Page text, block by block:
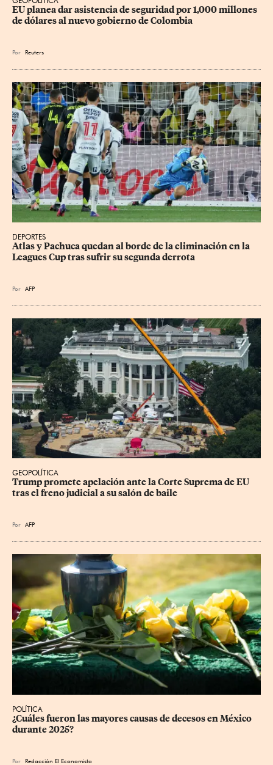
EU planea dar asistencia de seguridad por 1,000 millones
de dólares al nuevo gobierno de Colombia
Por Reuters
DEPORTES
Atlas y Pachuca quedan al borde de la eliminación en la
Leagues Cup tras sufrir su segunda derrota
Por AFP
GEOPOLÍTICA
Trump promete apelación ante la Corte Suprema de EU
tras el freno judicial a su salón de baile
Por AFP
POLÍTICA
¿Cuáles fueron las mayores causas de decesos en México
durante 2025?
Por Redacción El Economista